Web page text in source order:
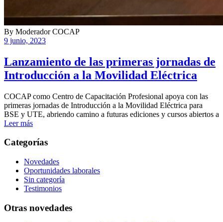
By Moderador COCAP
9 junio, 2023
Lanzamiento de las primeras jornadas de
Introducción a la Movilidad Eléctrica
COCAP como Centro de Capacitación Profesional apoya con las
primeras jornadas de Introducción a la Movilidad Eléctrica para
BSE y UTE, abriendo camino a futuras ediciones y cursos abiertos a
Leer más
Categorías
Novedades
Oportunidades laborales
Sin categoría
Testimonios
Otras novedades